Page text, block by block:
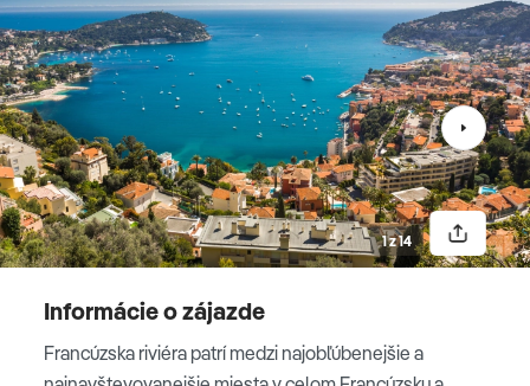
3. deň
MONAKO - MONTE CARLO
Vyberieme sa na celodenný výlet vlakom do mesta
presláveného Grace Kelly, doMonaka. Mestský štát je
známy závodmi Formuly 1, ale aj svojou históriou a
noblesou. Uvidíme kniežací palác, katedrálu a
oceánografické múzeum. Mesto spoznáme aj vďaka
jazde turistickým vláčikom. Vstúpime do
miesta, kde sa natáčali filmy o Jamesovi Bondovi.
1 z 14
Informácie o zájazde
Francúzska riviéra patrí medzi najobľúbenejšie a